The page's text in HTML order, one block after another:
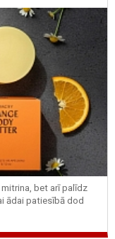
bet arī palīdz
ādai patiesībā dod